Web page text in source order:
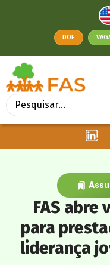
DOE
FAS abre
para
liderança